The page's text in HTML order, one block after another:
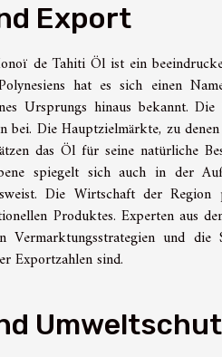
Export
de Tahiti Öl ist ein
hat es sich einen
Ursprungs hinaus bekannt.
Die Hauptzielmärkte, zu
das Öl für seine natürliche
spiegelt sich auch in der
Die Wirtschaft der
Produktes. Experten aus
Vermarktungsstrategien und
Exportzahlen sind.